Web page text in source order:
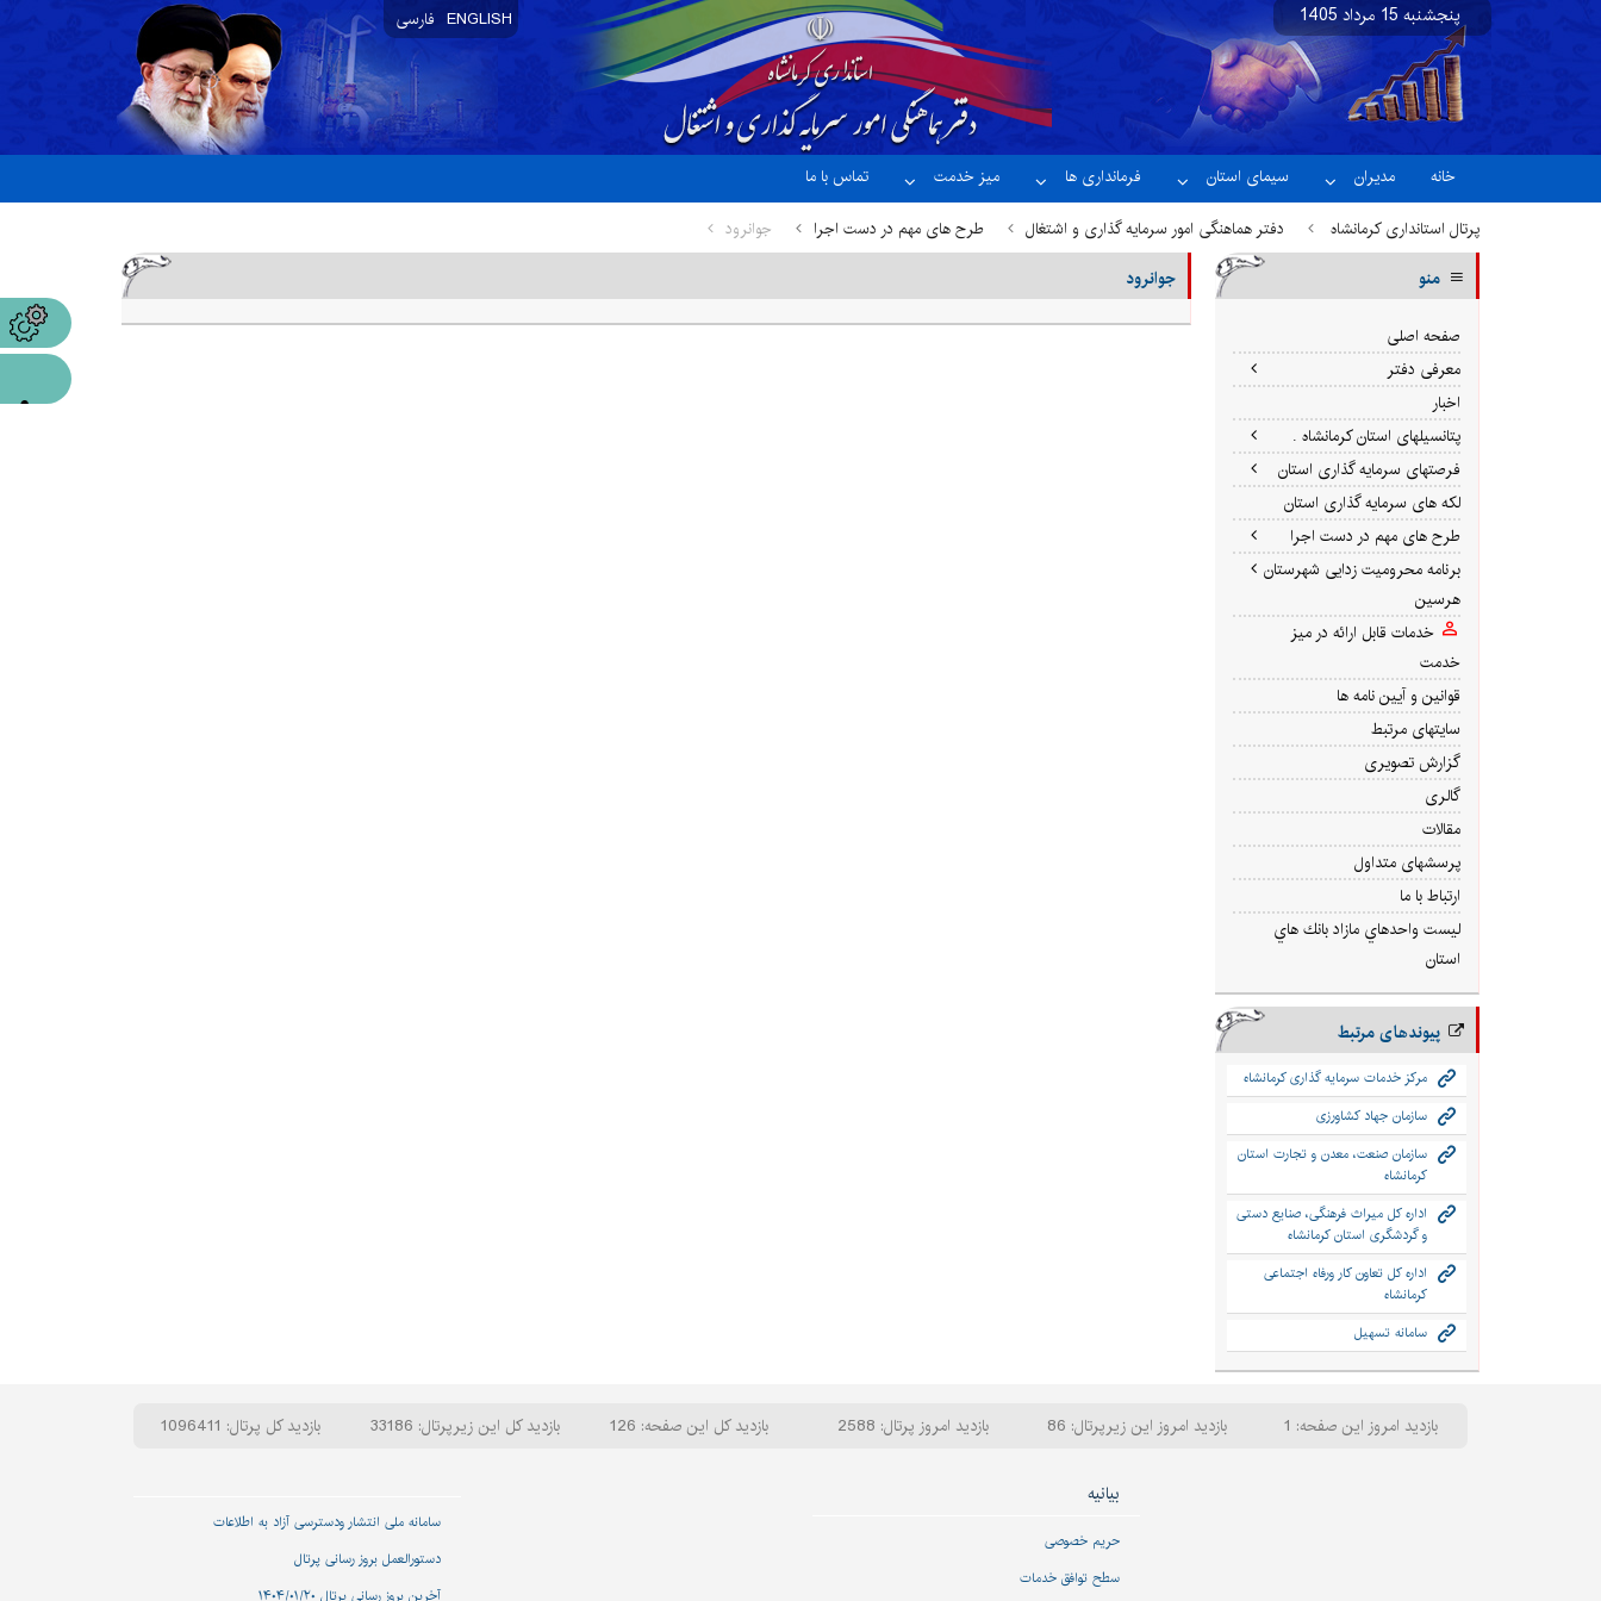
پنجشنبه 15 مرداد 1405نسخه آزمایشی
خانه مدیران سیمای استان فرمانداری ها میز خدمت تماس با ما
فارسی ENGLISH
پرتال استانداری کرمانشاه دفتر هماهنگی امور سرمایه گذاری و اشتغال طرح های مهم در دست اجرا جوانرود
جوانرود منو
صفحه اصلی
معرفی دفتر
اخبار
پتانسیلهای استان کرمانشاه .
فرصتهای سرمایه گذاری استان
لکه های سرمایه گذاری استان
طرح های مهم در دست اجرا
برنامه محرومیت زدایی شهرستان
هرسین
خدمات قابل ارائه در میز
خدمت
قوانین و آیین نامه ها
سایتهای مرتبط
گزارش تصویری
گالری
مقالات
پرسشهای متداول
ارتباط با ما
ليست واحدهاي مازاد بانك هاي
استان
پیوندهای مرتبط
مرکز خدمات سرمایه گذاری کرمانشاه
سازمان جهاد کشاورزی
سازمان صنعت، معدن و تجارت استان
کرمانشاه
اداره کل میراث فرهنگی، صنایع دستی
و گردشگری استان کرمانشاه
اداره کل تعاون کار ورفاه اجتماعی
کرمانشاه
سامانه تسهیل
بازدید امروز این صفحه: 1 بازدید امروز این زیرپرتال: 86 بازدید امروز پرتال: 2588 بازدید کل این صفحه: 126 بازدید کل این زیرپرتال: 33186 بازدید کل پرتال: 1096411
بیانیه
حریم خصوصی
سطح توافق خدمات
سامانه ملی انتشار و‌دسترسی آزاد به اطلاعات
دستورالعمل بروز رسانی پرتال
آخرین بروز رسانی پرتال ۱۴۰۴/۰۱/۲۰